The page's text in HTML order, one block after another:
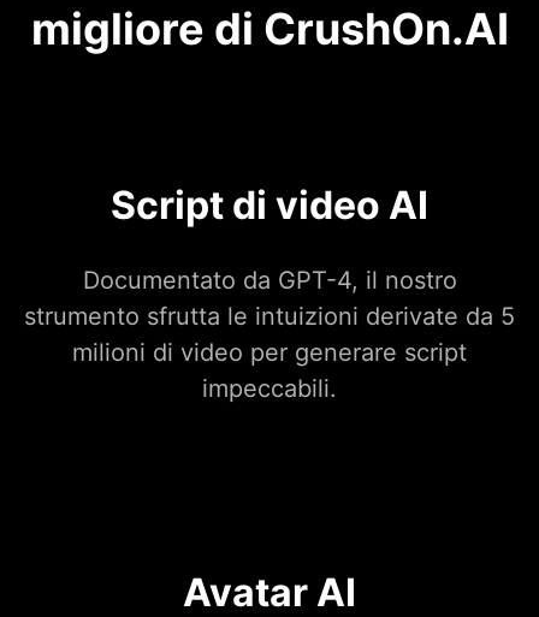
migliore di CrushOn.AI
Script di video AI
Documentato da GPT-4, il nostro
strumento sfrutta le intuizioni derivate da 5
milioni di video per generare script
impeccabili.
Avatar AI